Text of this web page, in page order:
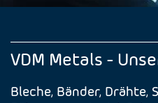
VDM Metals -
Bleche, Bänder, Drähte,